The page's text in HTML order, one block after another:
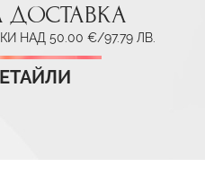
ДОСТАВКА
НАД 50.00 €/97.79 ЛВ.